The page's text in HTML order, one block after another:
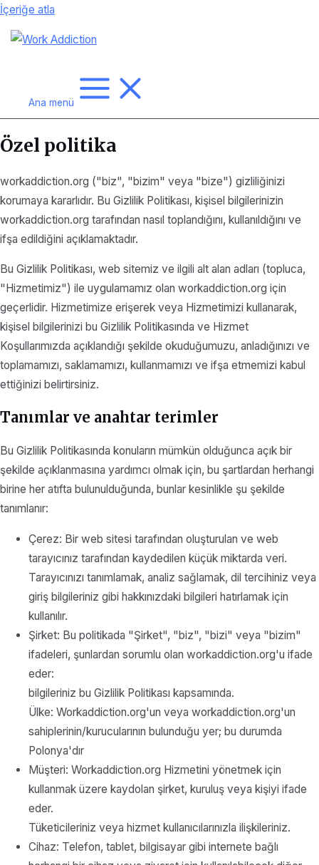
İçeriğe atla
Ana menü
Özel politika
workaddiction.org ("biz", "bizim" veya "bize") gizliliğinizi
korumaya kararlıdır. Bu Gizlilik Politikası, kişisel bilgilerinizin
workaddiction.org tarafından nasıl toplandığını, kullanıldığını ve
ifşa edildiğini açıklamaktadır.
Bu Gizlilik Politikası, web sitemiz ve ilgili alt alan adları (topluca,
"Hizmetimiz") ile uygulamamız olan workaddiction.org için
geçerlidir. Hizmetimize erişerek veya Hizmetimizi kullanarak,
kişisel bilgilerinizi bu Gizlilik Politikasında ve Hizmet
Koşullarımızda açıklandığı şekilde okuduğumuzu, anladığınızı ve
toplamamızı, saklamamızı, kullanmamızı ve ifşa etmemizi kabul
ettiğinizi belirtirsiniz.
Tanımlar ve anahtar terimler
Bu Gizlilik Politikasında konuların mümkün olduğunca açık bir
şekilde açıklanmasına yardımcı olmak için, bu şartlardan herhangi
birine her atıfta bulunulduğunda, bunlar kesinlikle şu şekilde
tanımlanır:
Çerez: Bir web sitesi tarafından oluşturulan ve web
tarayıcınız tarafından kaydedilen küçük miktarda veri.
Tarayıcınızı tanımlamak, analiz sağlamak, dil tercihiniz veya
giriş bilgileriniz gibi hakkınızdaki bilgileri hatırlamak için
kullanılır.
Şirket: Bu politikada "Şirket", "biz", "bizi" veya "bizim"
ifadeleri, şunlardan sorumlu olan workaddiction.org'u ifade
eder:
bilgileriniz bu Gizlilik Politikası kapsamında.
Ülke: Workaddiction.org'un veya workaddiction.org'un
sahiplerinin/kurucularının bulunduğu yer; bu durumda
Polonya'dır
Müşteri: Workaddiction.org Hizmetini yönetmek için
kullanmak üzere kaydolan şirket, kuruluş veya kişiyi ifade
eder.
Tüketicileriniz veya hizmet kullanıcılarınızla ilişkileriniz.
Cihaz: Telefon, tablet, bilgisayar gibi internete bağlı